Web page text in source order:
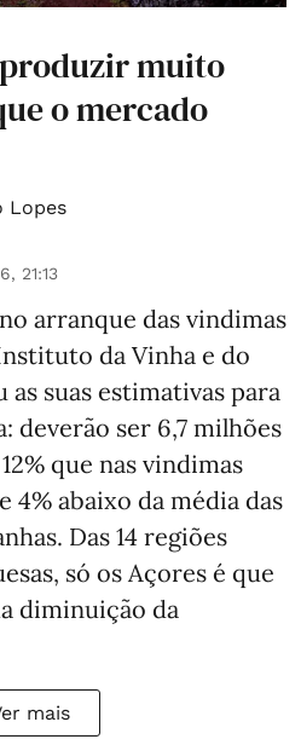
muito
o mercado
Lopes
21:13
arranque das vindimas
da Vinha e do
suas estimativas para
deverão ser 6,7 milhões
que nas vindimas
4% abaixo da média das
Das 14 regiões
só os Açores é que
diminuição da
mais